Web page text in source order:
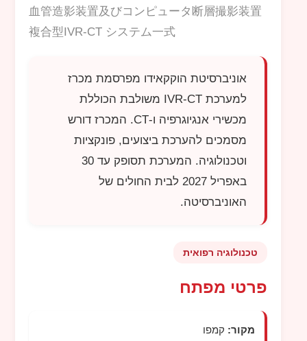
血管造影装置及びコンピュータ断層撮影装置
複合型IVR-CT システム一式
אוניברסיטת הוקקאידו מפרסמת מכרז
למערכתIVR-CTמשולבת הכוללת
מכשירי אנגיוגרפיה ו-CT. המכרז דורש
מסמכים להערכת ביצועים, פונקציות
וטכנולוגיה. המערכת תסופק עד 30
באפריל 2027 לבית החולים של
האוניברסיטה.
טכנולוגיה רפואית
פרטי מפתח
מקור:קמפו